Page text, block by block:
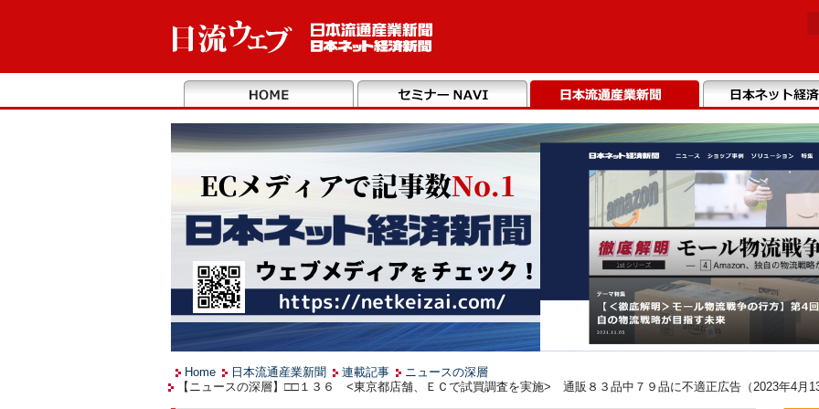
Home 日本流通産業新聞 連載記事
ニュースの深層
【ニュースの深層】□□１３６ <東京都店舗、ＥＣで試買調査を実施> 通販８３品中７９品に不適正広告（2023年4月